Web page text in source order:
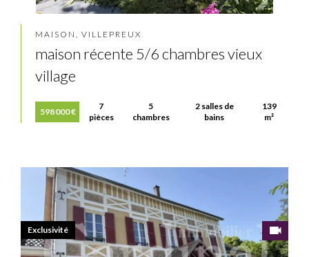
MAISON, VILLEPREUX
maison récente 5/6 chambres vieux
village
598 000 €
7
pièces
5
chambres
2 salles de
bains
139
m²
Exclusivité